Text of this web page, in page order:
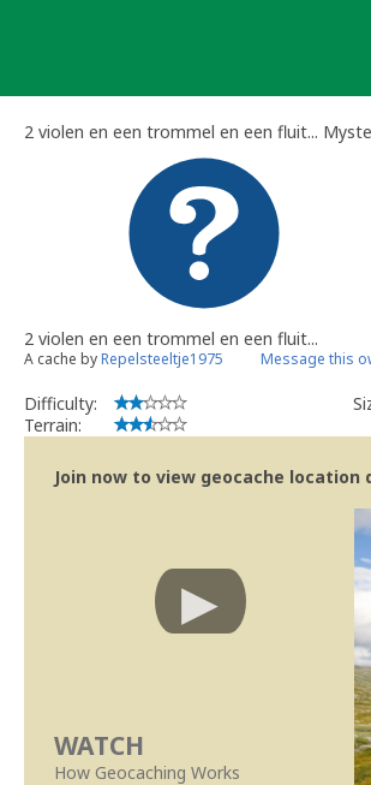
2 violen en een trommel en een fluit...
2 violen en een trommel en een fluit...
A cache byRepelsteeltje1975 Message this
Difficulty:
Terrain:
Join now to view geocache
WATCH
How Geocaching Works